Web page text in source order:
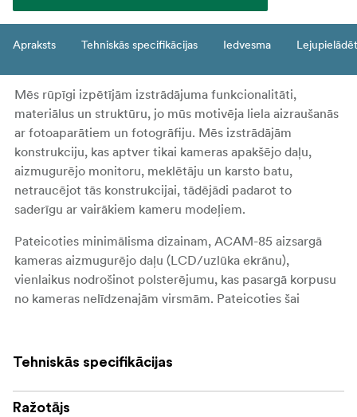
Apraksts Tehniskās specifikācijas Iedvesma Lejupielādēt
Mēs rūpīgi izpētījām izstrādājuma funkcionalitāti,
materiālus un struktūru, jo mūs motivēja liela aizraušanās
ar fotoaparātiem un fotogrāfiju. Mēs izstrādājām
konstrukciju, kas aptver tikai kameras apakšējo daļu,
aizmugurējo monitoru, meklētāju un karsto batu,
netraucējot tās konstrukcijai, tādējādi padarot to
saderīgu ar vairākiem kameru modeļiem.
Pateicoties minimālisma dizainam, ACAM-85 aizsargā
kameras aizmugurējo daļu (LCD/uzlūka ekrānu),
vienlaikus nodrošinot polsterējumu, kas pasargā korpusu
no kameras nelīdzenajām virsmām. Pateicoties šai
kameras aizmugurē un apakšā vai objektīvā. Turklāt tam ir
aukliņu, tāpēc izstrādājums netraucēs jums fotografēt.
Tehniskās specifikācijas
Ražotājs